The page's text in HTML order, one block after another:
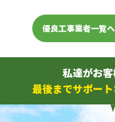
優良工事業者一覧へ
私達がお
最後までサポー